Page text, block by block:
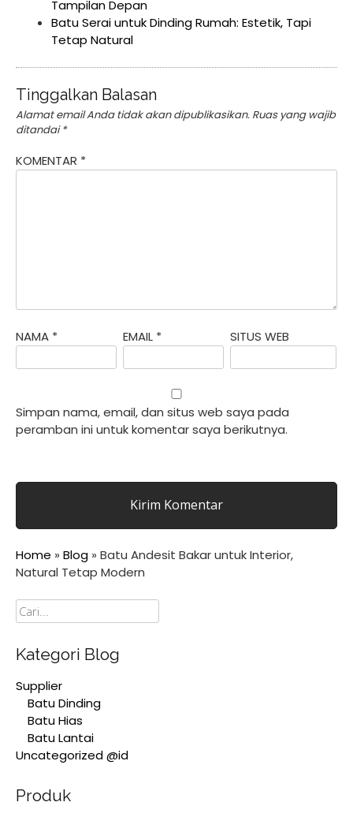
Tampilan Depan
Batu Serai untuk Dinding Rumah: Estetik, Tapi
Tetap Natural
Tinggalkan Balasan
Alamat email Anda tidak akan dipublikasikan. Ruas yang wajib
ditandai*
KOMENTAR *
NAMA * EMAIL * SITUS WEB
Simpan nama, email, dan situs web saya pada
peramban ini untuk komentar saya berikutnya.
Home » Blog » Batu Andesit Bakar untuk Interior,
Natural Tetap Modern
Cari
Kategori Blog
Supplier
Batu Dinding
Batu Hias
Batu Lantai
Uncategorized @id
Produk